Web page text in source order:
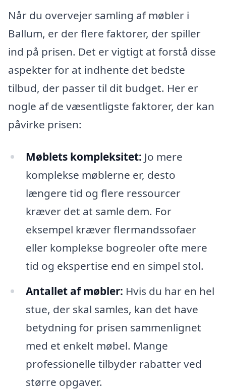
Når du overvejer samling af møbler i
Ballum, er der flere faktorer, der spiller
ind på prisen. Det er vigtigt at forstå disse
aspekter for at indhente det bedste
tilbud, der passer til dit budget. Her er
nogle af de væsentligste faktorer, der kan
påvirke prisen:
Møblets kompleksitet: Jo mere
komplekse møblerne er, desto
længere tid og flere ressourcer
kræver det at samle dem. For
eksempel kræver flermandssofaer
eller komplekse bogreoler ofte mere
tid og ekspertise end en simpel stol.
Antallet af møbler: Hvis du har en hel
stue, der skal samles, kan det have
betydning for prisen sammenlignet
med et enkelt møbel. Mange
professionelle tilbyder rabatter ved
større opgaver.